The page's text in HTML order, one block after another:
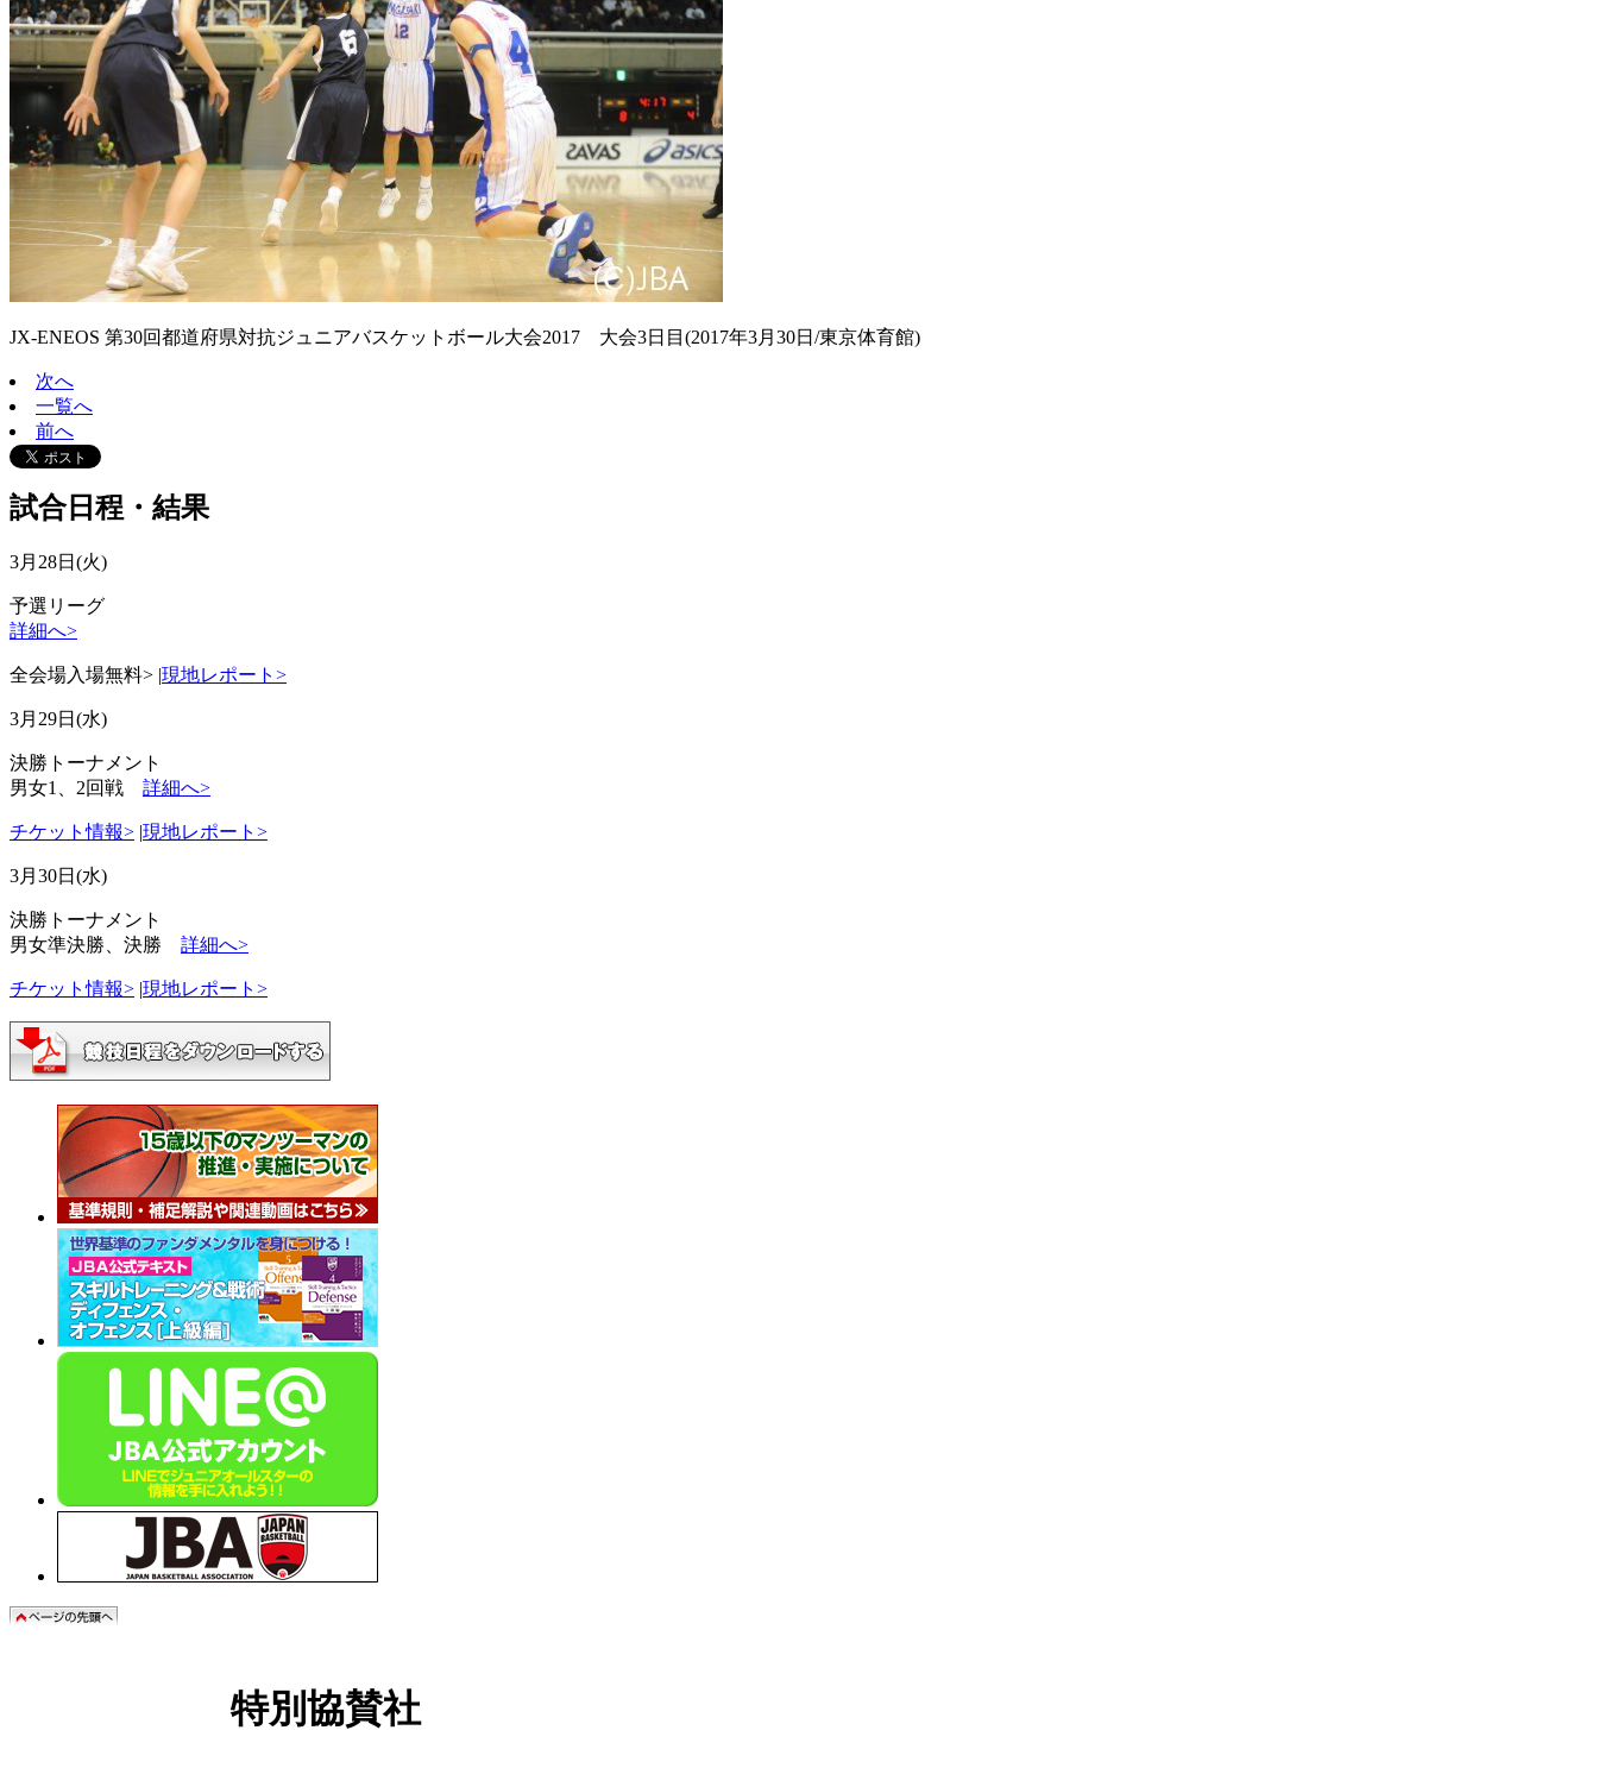
JX-ENEOS 第30回都道府県対抗ジュニアバスケットボール大会2017 大会3日目(2017年3月30日/東京体育館)
次へ
一覧へ
前へ
試合日程・結果
3月28日(火)
予選リーグ
詳細へ>
全会場入場無料> |現地レポート>
3月29日(水)
決勝トーナメント
男女1、2回戦 詳細へ>
チケット情報> |現地レポート>
3月30日(水)
決勝トーナメント
男女準決勝、決勝 詳細へ>
チケット情報> |現地レポート>
特別協賛社